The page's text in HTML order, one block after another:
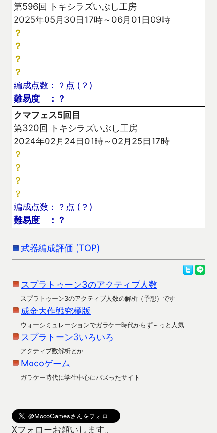
第596回 トキシラズいぶし工房
2025年05月30日17時～06月01日09時
？
？
？
？
編成点数：？点 (？)
難易度 ：？
クマフェス5回目
第320回 トキシラズいぶし工房
2024年02月24日01時～02月25日17時
？
？
？
？
編成点数：？点 (？)
難易度 ：？
武器編成評価 (TOP)
スプラトゥーン3のアクティブ人数
スプラトゥーン3のアクティブ人数の解析（予想）です
成金大作戦究極版
ウォーシミュレーションでガラケー時代からず～っと人気
スプラトーン3いろいろ
アクティブ数解析とか
Mocoゲーム
ガラケー時代に学生中心にバズったサイト
Xフォローお願いします。